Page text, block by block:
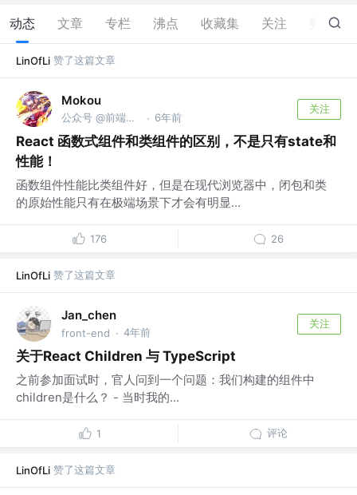
动态 文章 专栏 沸点 收藏集 关注 53
LinOfLi 赞了这篇文章
Mokou
公众号 @前端进阶课 · 6年前
关注
React 函数式组件和类组件的区别，不是只有state和
性能！
函数组件性能比类组件好，但是在现代浏览器中，闭包和类
的原始性能只有在极端场景下才会有明显...
176 26
LinOfLi 赞了这篇文章
Jan_chen
front-end · 4年前
关注
关于React Children 与 TypeScript
之前参加面试时，官人问到一个问题：我们构建的组件中
children是什么？ - 当时我的...
1 评论
LinOfLi 赞了这篇文章